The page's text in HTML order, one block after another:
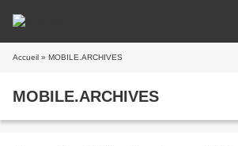
Accueil » MOBILE.ARCHIVES
MOBILE.ARCHIVES